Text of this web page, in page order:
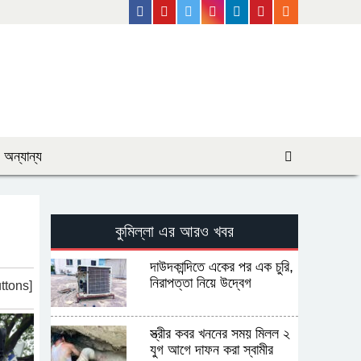
Facebook
YoutubeTwitterInstagram
LinkedinPinterest
অন্যান্য
কুমিল্লা এর আরও খবর
দাউদকান্দিতে একের পর এক চুরি,
নিরাপত্তা নিয়ে উদ্বেগ
স্ত্রীর কবর খননের সময় মিলল ২
যুগ আগে দাফন করা স্বামীর